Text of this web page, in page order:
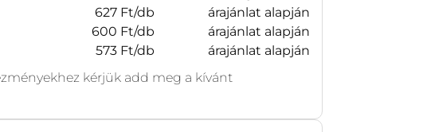
627 Ft/db
árajánlat alapján
600 Ft/db
árajánlat alapján
573 Ft/db
árajánlat alapján
kérjük add meg a kívánt